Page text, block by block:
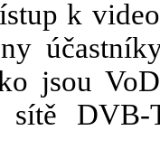
k
jsou
sítě